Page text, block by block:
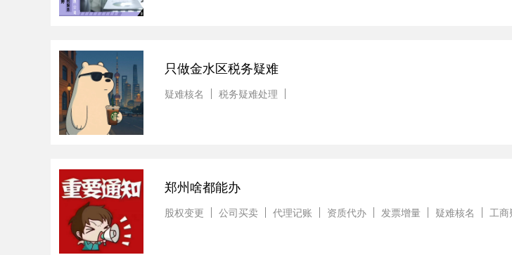
只做金水区税务疑难
疑难核名 税务疑难处理
郑州啥都能办
股权变更 公司买卖 代理记账 资质代办 发票增量 疑难核名 工商